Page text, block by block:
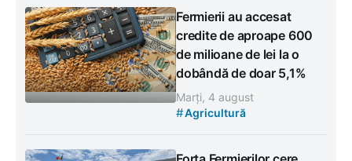
Fermierii au accesat
credite de aproape 600
de milioane de lei la o
dobândă de doar 5,1%
Marți, 4 august
#Agricultură